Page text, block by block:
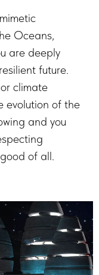
Oceans,
are deeply
future.
climate
evolution of the
and you
of all.